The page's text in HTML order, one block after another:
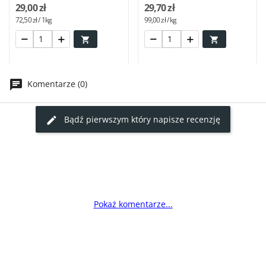

29,00 zł
72,50 zł / 1kg

29,70 zł
99,00 zł / kg
Komentarze (0)
Bądź pierwszym który napisze recenzję
Pokaż komentarze...